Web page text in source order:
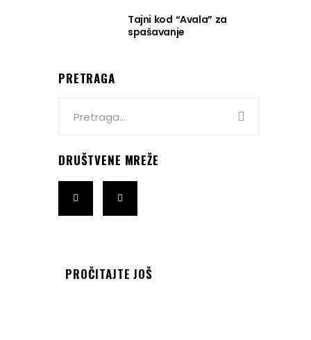
Tajni kod “Avala” za
spašavanje
PRETRAGA
DRUŠTVENE MREŽE
PROČITAJTE JOŠ